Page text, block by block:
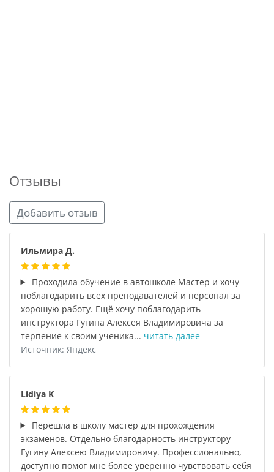
Отзывы
Добавить отзыв
Ильмира Д.
Проходила обучение в автошколе Мастер и хочу
поблагодарить всех преподавателей и персонал за
хорошую работу. Ещё хочу поблагодарить
инструктора Гугина Алексея Владимировича за
терпение к своим ученика... читать далее
Источник: Яндекс
Lidiya K
Перешла в школу мастер для прохождения
экзаменов. Отдельно благодарность инструктору
Гугину Алексею Владимировичу. Профессионально,
доступно помог мне более уверенно чувствовать себя